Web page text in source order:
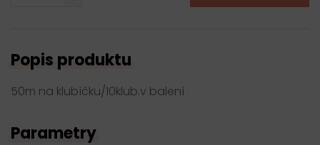
Popis produktu
50m na klubíčku/10klub.v balení
Parametry